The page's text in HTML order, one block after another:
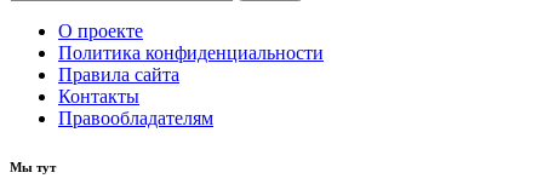
О проекте
Политика конфиденциальности
Правила сайта
Контакты
Правообладателям
Мы тут